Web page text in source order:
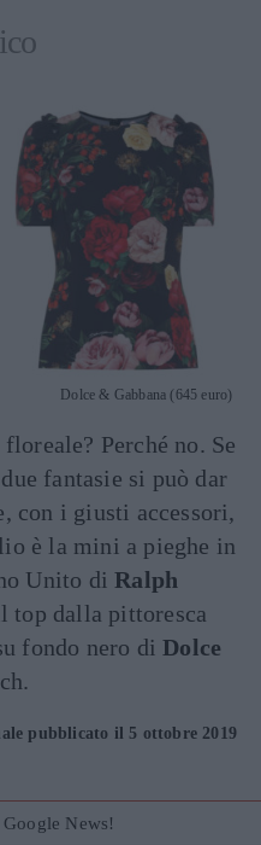
& Gabbana (645 euro)
Perché no. Se
fantasie si può dar
con i giusti accessori,
è la mini a pieghe in
Unito diRalph
top dalla pittoresca
fondo nero diDolce
pubblicato il 5 ottobre 2019
News!